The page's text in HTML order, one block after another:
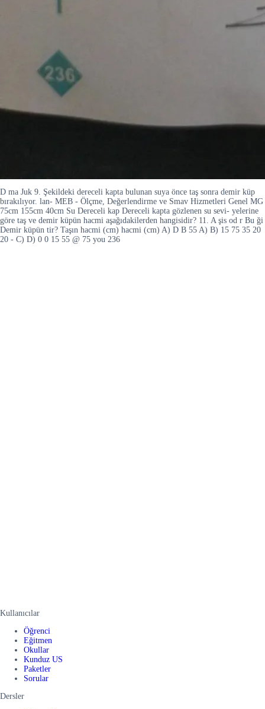
D ma Juk 9. Şekildeki dereceli kapta bulunan suya önce taş sonra demir küp
bırakılıyor. lan- MEB - Ölçme, Değerlendirme ve Smav Hizmetleri Genel MG
75cm 155cm 40cm Su Dereceli kap Dereceli kapta gözlenen su sevi- yelerine
göre taş ve demir küpün hacmi aşağıdakilerden hangisidir? 11. A şis od r Bu ği
Demir küpün tir? Taşın hacmi (cm) hacmi (cm) A) D B 55 A) B) 15 75 35 20
20 - C) D) 0 0 15 55 @ 75 you 236
Kullanıcılar
Öğrenci
Eğitmen
Okullar
Kunduz US
Paketler
Sorular
Dersler